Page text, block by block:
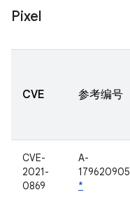
Pixel
CVE 参考编号
CVE-
2021-
0869
A-
179620905
*